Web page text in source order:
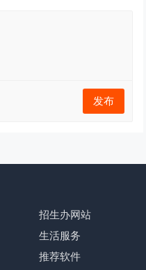
发布
招生办网站
生活服务
推荐软件